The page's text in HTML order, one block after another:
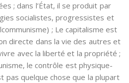
; dans l’État, il se produit par
socialistes, progressistes et
; Le capitalisme est
directe dans la vie des autres et
avec la liberté et la propriété ;
le contrôle est physique-
pas quelque chose que la plupart